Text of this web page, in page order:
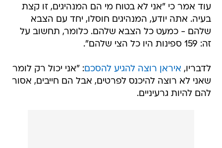
עוד אמר כי "אני לא בטוח מי הם המנהיגים, זו קצת
בעיה. אתה יודע, המנהיגים חוסלו, יחד עם הצבא
שלהם - כמעט כל הצבא שלהם. כלומר, תחשוב על
זה: 159 ספינות היו כל הצי שלהם".
לדבריו, איראן רוצה להגיע להסכם: "אני יכול רק לומר
שאני לא רוצה להיכנס לפרטים, אבל הם חייבים, אסור
להם להיות גרעיניים.